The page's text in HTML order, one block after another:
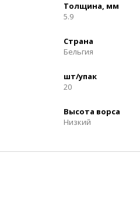
Толщина, мм
5.9
Страна
Бельгия
шт/упак
20
Высота ворса
Низкий